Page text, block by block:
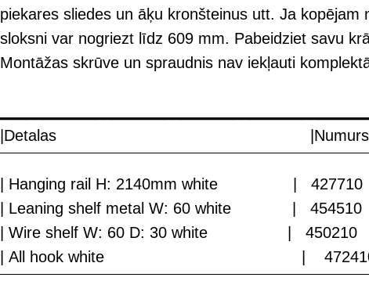
piekares sliedes un āķu kronšteinus utt. Ja
sloksni var nogriezt līdz 609 mm. Pabeidziet savu
Montāžas skrūve un spraudnis nav iekļauti
|Detalas |Numurs
| Hanging rail H: 2140mm white |
| Leaning shelf metal W: 60 white |
| Wire shelf W: 60 D: 30 white |
| All hook white |